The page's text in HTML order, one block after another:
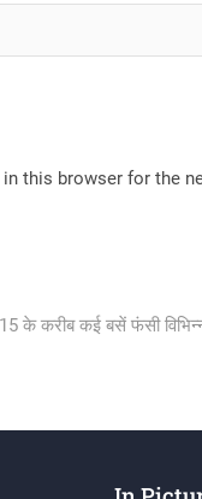
this browser for the
के करीब कई बसें फंसी